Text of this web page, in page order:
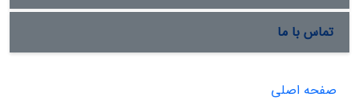
تماس با ما
صفحه اصلی